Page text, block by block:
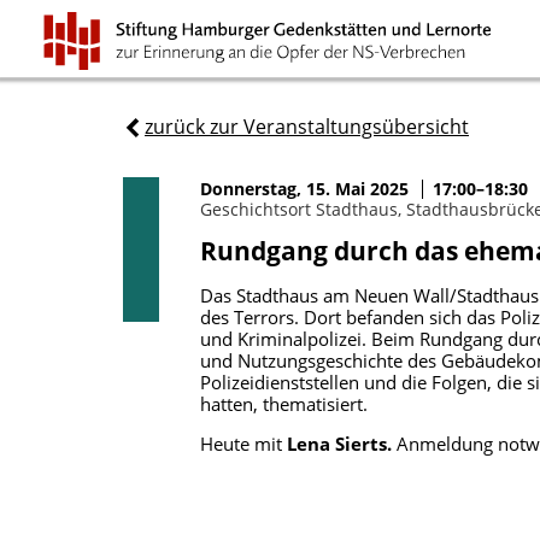
zurück zur Veranstaltungsübersicht
Donnerstag, 15. Mai 2025
17:00–18:30
Geschichtsort Stadthaus,
Rundgang durch das
Das Stadthaus am Neuen Wall/
des Terrors. Dort befanden sich das
und Kriminalpolizei. Beim Rundgang
und Nutzungsgeschichte des
Polizeidienststellen und die Folgen, die
hatten, thematisiert.
Heute mit Lena Sierts. Anmeldung